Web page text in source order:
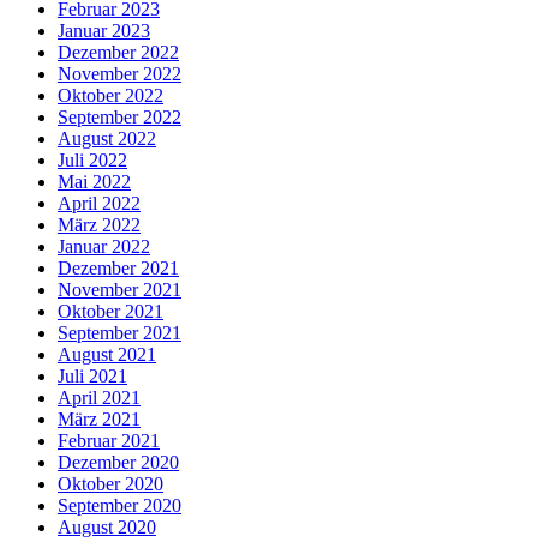
Februar 2023
Januar 2023
Dezember 2022
November 2022
Oktober 2022
September 2022
August 2022
Juli 2022
Mai 2022
April 2022
März 2022
Januar 2022
Dezember 2021
November 2021
Oktober 2021
September 2021
August 2021
Juli 2021
April 2021
März 2021
Februar 2021
Dezember 2020
Oktober 2020
September 2020
August 2020